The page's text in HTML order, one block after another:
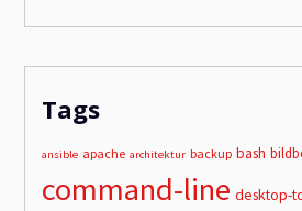
Tags
ansible apache architektur backup bash
command-line desktop-